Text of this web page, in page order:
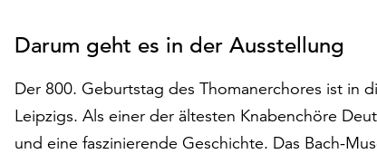
Darum geht es in der Ausstellung
Der 800. Geburtstag des Thomanerchores ist in
Leipzigs. Als einer der ältesten Knabenchöre
und eine faszinierende Geschichte. Das Bach-